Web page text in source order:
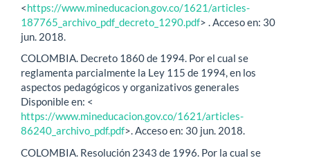
<https://www.mineducacion.gov.co/1621/articles-
187765_archivo_pdf_decreto_1290.pdf> . Acceso en: 30
jun. 2018.
COLOMBIA. Decreto 1860 de 1994. Por el cual se
reglamenta parcialmente la Ley 115 de 1994, en los
aspectos pedagógicos y organizativos generales
Disponible en: <
https://www.mineducacion.gov.co/1621/articles-
86240_archivo_pdf.pdf>. Acceso en: 30 jun. 2018.
COLOMBIA. Resolución 2343 de 1996. Por la cual se